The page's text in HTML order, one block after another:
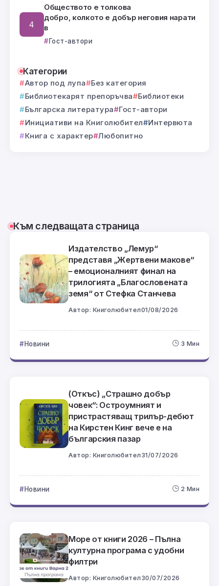
Обществото е толкова
добро, колкото е добър неговия нарати
в
Гост-автори
Категории
Автор под лупа
Без категория
Библиотекарят препоръчва
Библиотеки
Българска литература
Гост-автори
Инициативи на Книголюбител
Интервюта
Книга с характер Любопитно
Към следващата страница
Издателство „Лемур“
представя „Жертвени макове“
– емоционалният финал на
трилогията „Благословената
земя“ от Стефка Станчева
Автор: Книголюбител01/08/2026
Новини 3 Мин
(Откъс) „Страшно добър
човек“: Остроумният и
пристрастяващ трилър-дебют
на Кирстен Кинг вече е на
българския пазар
Автор: Книголюбител 31/07/2026
Новини 2 Мин
Море от книги 2026 – Пълна
културна програма с удобни
филтри
Автор: Книголюбител 30/07/2026